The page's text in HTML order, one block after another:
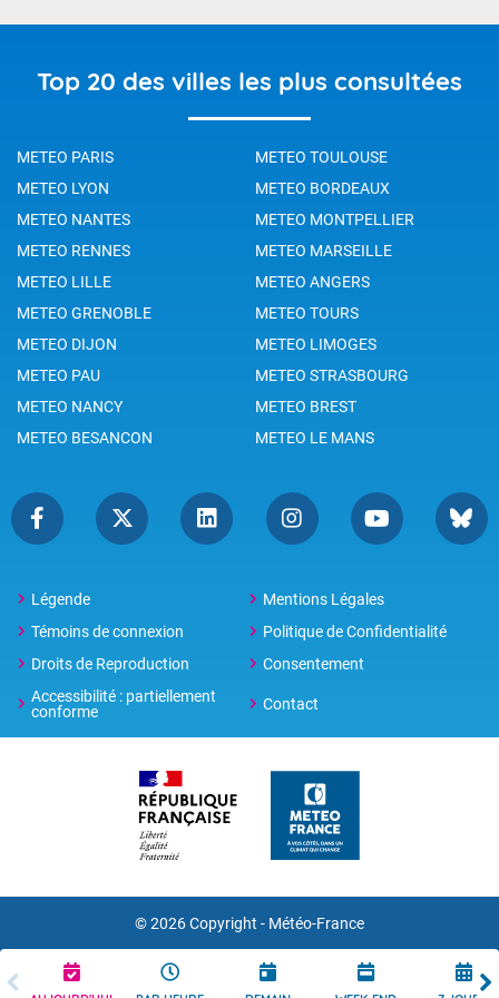
Top 20 des villes les plus consultées
METEO PARIS
METEO TOULOUSE
METEO LYON
METEO BORDEAUX
METEO NANTES
METEO MONTPELLIER
METEO RENNES
METEO MARSEILLE
METEO LILLE
METEO ANGERS
METEO GRENOBLE
METEO TOURS
METEO DIJON
METEO LIMOGES
METEO PAU
METEO STRASBOURG
METEO NANCY
METEO BREST
METEO BESANCON
METEO LE MANS
Légende
Mentions Légales
Témoins de connexion
Politique de Confidentialité
Droits de Reproduction
Consentement
Accessibilité : partiellement
conforme
Contact
© 2026 Copyright - Météo-France